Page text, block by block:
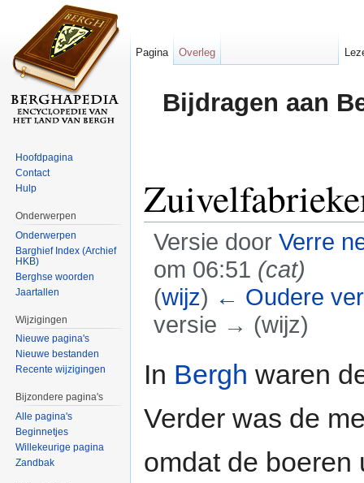
Bijdragen aan
Versie door Verre
om 06:51 (cat)
(wijz) ← Oudere
versie → (wijz)
In Bergh waren
Verder was de
omdat de
Pagina Overleg
Hoofdpagina
Contact
Hulp
Onderwerpen
Onderwerpen
Barghief Index (Archief
HKB)
Berghse woorden
Jaartallen
Wijzigingen
Nieuwe pagina's
Nieuwe bestanden
Recente wijzigingen
Bijzondere pagina's
Alle pagina's
Beginnetjes
Willekeurige pagina
Zandbak